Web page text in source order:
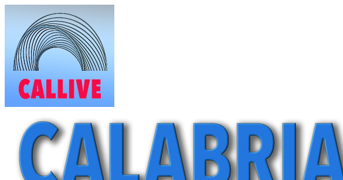
contenuto